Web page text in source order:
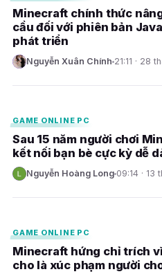
Minecraft chính thức
cầu đối với phiên bản
phát triển
N Nguyễn Xuân Chính 21:11 · 28
GAME ONLINE PC
Sau 15 năm người chơi
kết nối bạn bè cực kỳ dễ
N Nguyễn Hoàng Long 09:14 · 13
GAME ONLINE PC
Minecraft hứng chỉ trích
cho là xúc phạm người